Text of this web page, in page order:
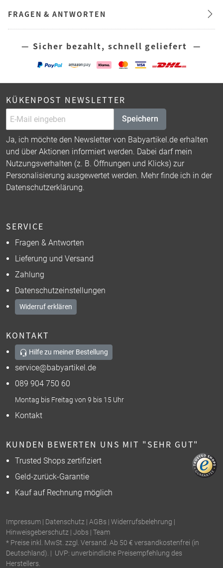
FRAGEN & ANTWORTEN
— Sicher bezahlt, schnell geliefert —
KÜKENPOST NEWSLETTER
Speichern
Ja, ich möchte den Newsletter von Babyartikel.de erhalten
und über Aktionen informiert werden. Dabei darf mein
Nutzungsverhalten (z. B. Öffnungen und Klicks) zur
Personalisierung ausgewertet werden. Mehr finde ich in der
Datenschutzerklärung.
SERVICE
Fragen & Antworten
Lieferung und Versand
Zahlung
Datenschutzeinstellungen
Widerruf erklären
KONTAKT
Hilfe zu meiner Bestellung
service@babyartikel.de
089 904 750 60
Montag bis Freitag von 9 bis 15 Uhr
Kontakt
KUNDEN BEWERTEN UNS MIT "SEHR GUT"
Trusted Shops zertifiziert
Geld-zurück-Garantie
Kauf auf Rechnung möglich
Impressum Datenschutz AGBs Widerrufsbelehrung
Hinweisgeberschutz Jobs Team
* Preise inkl. MwSt. zzgl. Versand. Ab 50 € versandkostenfrei (in
Deutschland). | UVP: unverbindliche Preisempfehlung des
Herstellers.